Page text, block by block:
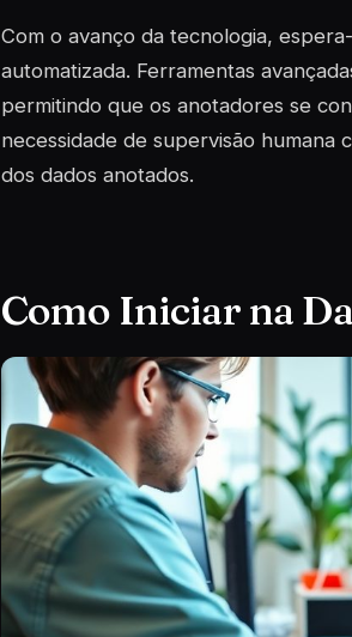
Com o avanço da tecnologia,
automatizada. Ferramentas
permitindo que os anotadores se
necessidade de supervisão humana
dos dados anotados.
Como Iniciar na